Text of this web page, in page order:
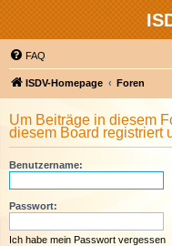
FAQ
ISDV-Homepage Foren
Um Beiträge in diesem
diesem Board registriert
Benutzername:
Passwort:
Ich habe mein Passwort vergessen